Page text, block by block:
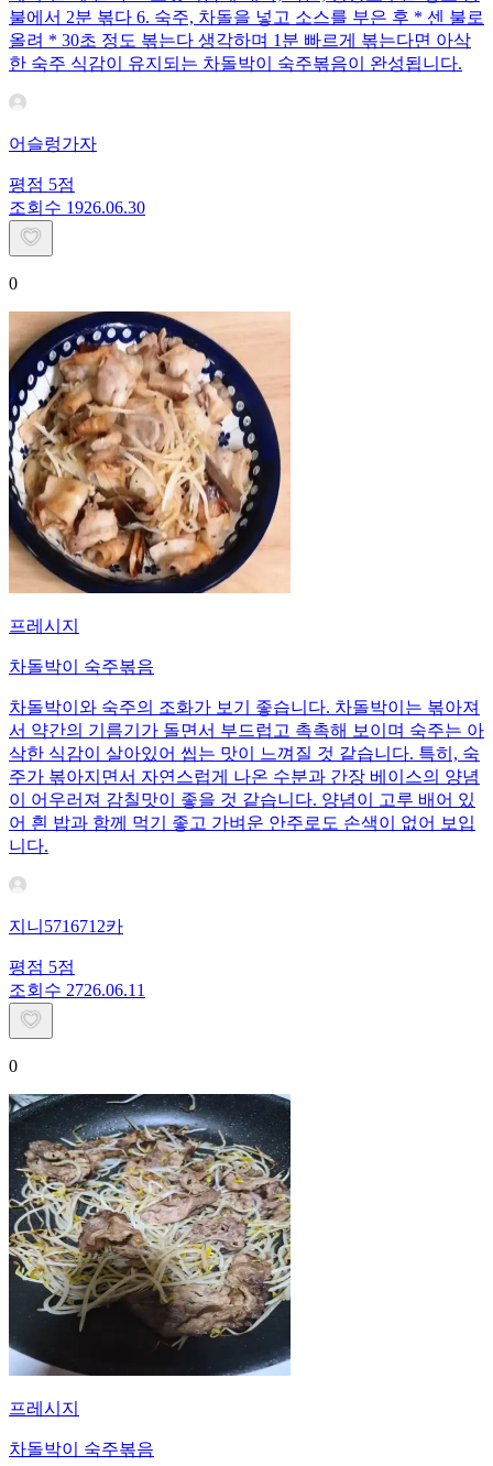
불에서 2분 볶다 6. 숙주, 차돌을 넣고 소스를 부은 후 * 센 불로
올려 * 30초 정도 볶는다 생각하며 1분 빠르게 볶는다면 아삭
한 숙주 식감이 유지되는 차돌박이 숙주볶음이 완성됩니다.
어슬렁가자
평점 5점
조회수 1926.06.30
0
프레시지
차돌박이 숙주볶음
차돌박이와 숙주의 조화가 보기 좋습니다. 차돌박이는 볶아져
서 약간의 기름기가 돌면서 부드럽고 촉촉해 보이며 숙주는 아
삭한 식감이 살아있어 씹는 맛이 느껴질 것 같습니다. 특히, 숙
주가 볶아지면서 자연스럽게 나온 수분과 간장 베이스의 양념
이 어우러져 감칠맛이 좋을 것 같습니다. 양념이 고루 배어 있
어 흰 밥과 함께 먹기 좋고 가벼운 안주로도 손색이 없어 보입
니다.
지니5716712카
평점 5점
조회수 2726.06.11
0
프레시지
차돌박이 숙주볶음